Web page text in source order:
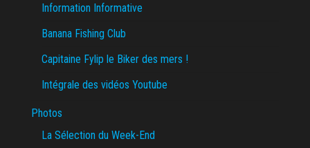
Information Informative
Banana Fishing Club
Capitaine Fylip le Biker des mers !
Intégrale des vidéos Youtube
Photos
La Sélection du Week-End